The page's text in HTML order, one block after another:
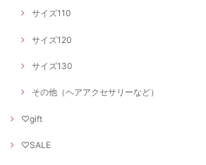
サイズ110
サイズ120
サイズ130
その他（ヘアアクセサリーなど）
♡gift
♡SALE